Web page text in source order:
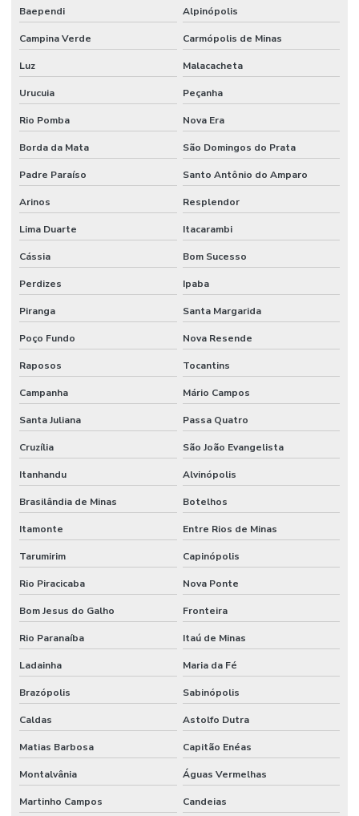
Projetos de infraestrutura e manutenção empresarial
Rede De Manutenção Preventiva
Reforma De Instalações Hidráulicas
Reforma E Manutenção Predial Completa
Reformas E Manutenção Predial
Remoção De Resíduos E Limpeza Eficaz
Retrofit de equipamentos industriais
Retrofit de instalações
Serviço Completo De Limpeza Corporativa
Serviço De Jardinagem E Conservação
Serviço De Limpeza De Escritórios
Serviço De Limpeza Regular E Programada
Serviço De Manutenção Predial Completo
Serviço De Manutenção Preditiva
Serviço De Manutenção Preventiva Para Máquinas
Serviço De Pintura Em Edificações
Serviço especializado de elétrica
Serviço Especializado Em Manutenção Preventiva
Serviço de facilities
Serviço de facilities industrial
Serviço de infraestrutura
Serviço de manutenção
Serviço de manutenção industrial
Serviço de montagem industrial
Baependi Alpinópolis
Campina Verde Carmópolis de Minas
Luz Malacacheta
Urucuia Peçanha
Rio Pomba Nova Era
Borda da Mata São Domingos do Prata
Padre Paraíso Santo Antônio do Amparo
Arinos Resplendor
Lima Duarte Itacarambi
Cássia Bom Sucesso
Perdizes Ipaba
Piranga Santa Margarida
Poço Fundo Nova Resende
Raposos Tocantins
Campanha Mário Campos
Santa Juliana Passa Quatro
Cruzília São João Evangelista
Itanhandu Alvinópolis
Brasilândia de Minas Botelhos
Itamonte Entre Rios de Minas
Tarumirim Capinópolis
Rio Piracicaba Nova Ponte
Bom Jesus do Galho Fronteira
Rio Paranaíba Itaú de Minas
Ladainha Maria da Fé
Brazópolis Sabinópolis
Caldas Astolfo Dutra
Matias Barbosa Capitão Enéas
Montalvânia Águas Vermelhas
Martinho Campos Candeias